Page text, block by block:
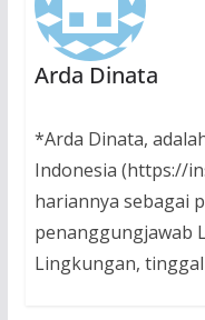
Arda Dinata
*Arda Dinata,
Indonesia (https://
hariannya sebagai
penanggungjawab
Lingkungan,